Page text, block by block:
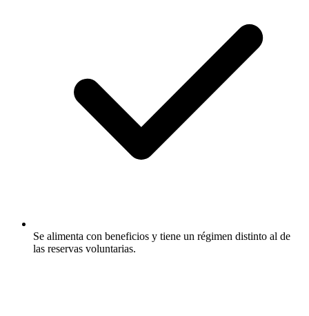
Se alimenta con beneficios y tiene un régimen distinto al de
las reservas voluntarias.